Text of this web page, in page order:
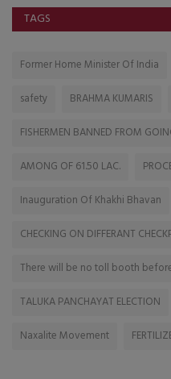
TAGS
Former Home Minister Of India
safety
BRAHMA KUMARIS
FISHERMEN BANNED FROM
AMONG OF 61.50 LAC.
Inauguration Of Khakhi Bhavan
CHECKING ON DIFFERANT
There will be no toll booth
TALUKA PANCHAYAT ELECTION
Naxalite Movement